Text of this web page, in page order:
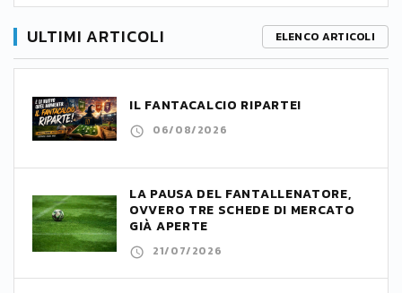
ULTIMI ARTICOLI ELENCO ARTICOLI
IL FANTACALCIO RIPARTE!
06/08/2026
LA PAUSA DEL FANTALLENATORE,
OVVERO TRE SCHEDE DI MERCATO
GIÀ APERTE
21/07/2026